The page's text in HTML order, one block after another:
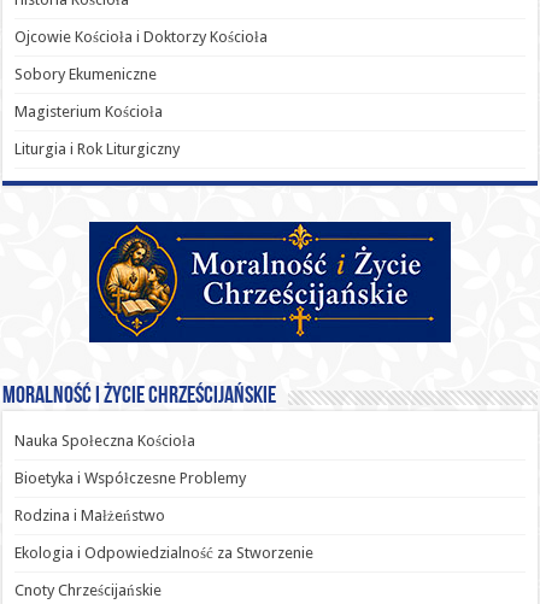
Ojcowie Kościoła i Doktorzy Kościoła
Sobory Ekumeniczne
Magisterium Kościoła
Liturgia i Rok Liturgiczny
Moralność i Życie Chrześcijańskie
Nauka Społeczna Kościoła
Bioetyka i Współczesne Problemy
Rodzina i Małżeństwo
Ekologia i Odpowiedzialność za Stworzenie
Cnoty Chrześcijańskie